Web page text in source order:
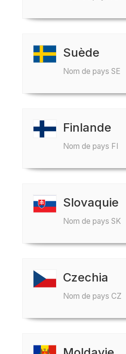
Suède
Nom de pays SE
Finlande
Nom de pays FI
Slovaquie
Nom de pays SK
Czechia
Nom de pays CZ